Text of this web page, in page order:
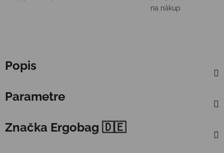
na nákup
Popis
Parametre
Značka Ergobag 🇩🇪